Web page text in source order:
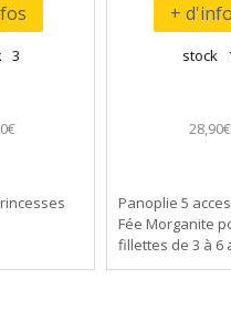
3
+
stock
28,90€
Panoplie 5
Fée Morganite
fillettes de 3 à 6